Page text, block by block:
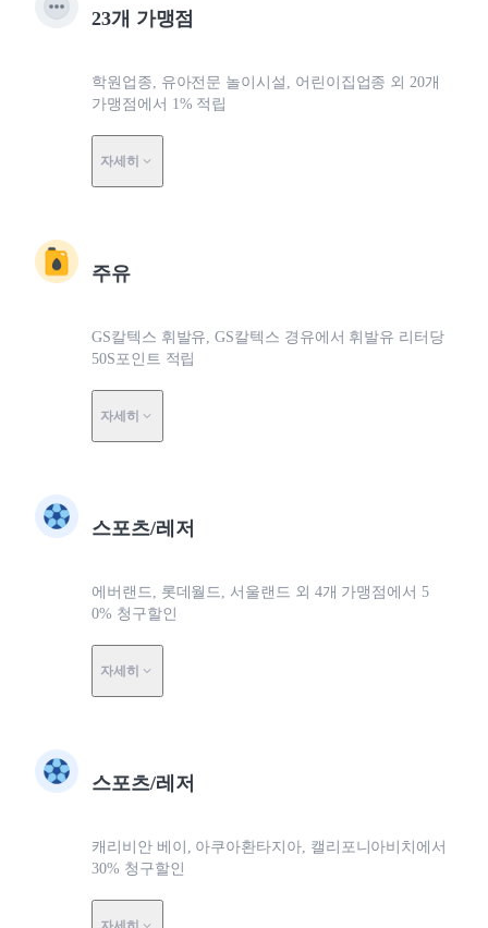
23개 가맹점
학원업종, 유아전문 놀이시설, 어린이집업종 외 20개
가맹점에서 1% 적립
자세히
주유
GS칼텍스 휘발유, GS칼텍스 경유에서 휘발유 리터당
50S포인트 적립
자세히
스포츠/레저
에버랜드, 롯데월드, 서울랜드 외 4개 가맹점에서 5
0% 청구할인
자세히
스포츠/레저
캐리비안 베이, 아쿠아환타지아, 캘리포니아비치에서
30% 청구할인